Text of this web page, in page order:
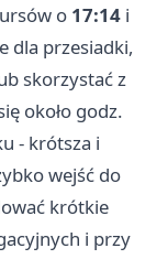
o 17:14 i
dla przesiadki,
skorzystać z
około godz.
- krótsza i
wejść do
krótkie
i przy